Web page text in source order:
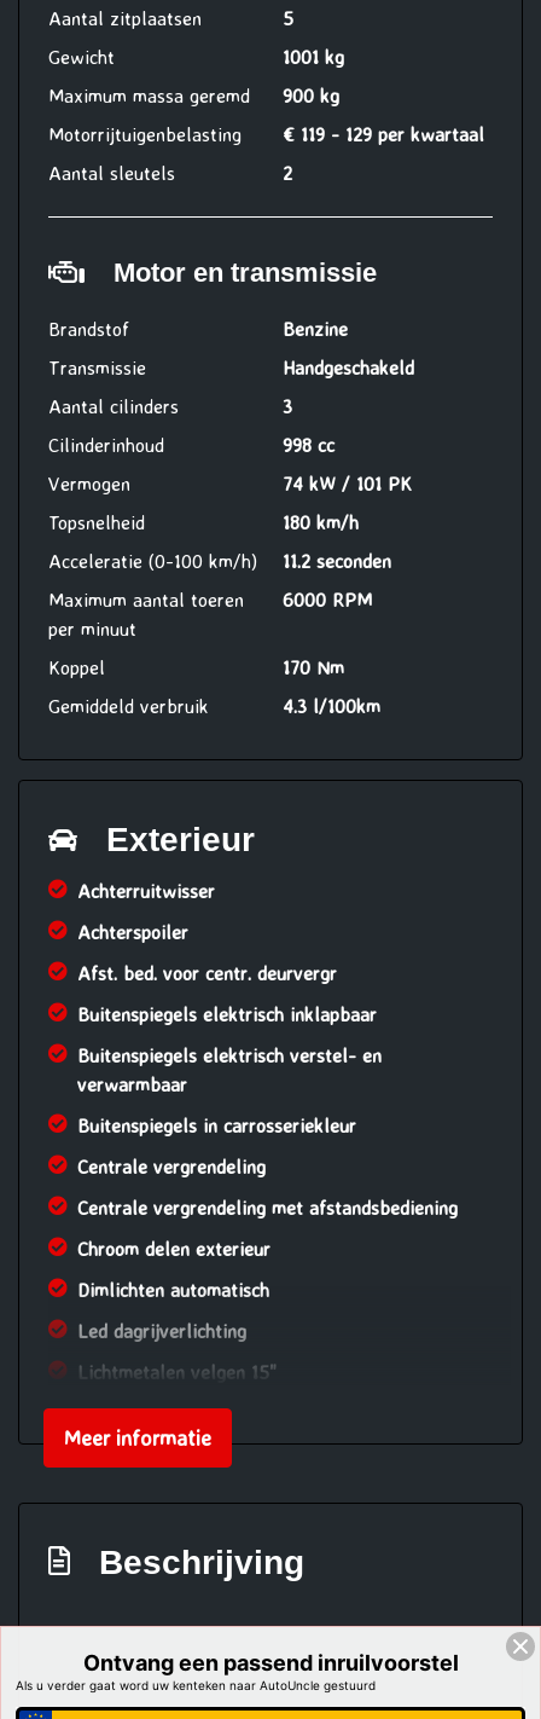
Aantal zitplaatsen
5
Gewicht
1001 kg
Maximum massa geremd
900 kg
Motorrijtuigenbelasting
€ 119 - 129 per kwartaal
Aantal sleutels
2
Motor en transmissie
Brandstof
Benzine
Transmissie
Handgeschakeld
Aantal cilinders
3
Cilinderinhoud
998 cc
Vermogen
74 kW / 101 PK
Topsnelheid
180 km/h
Acceleratie (0-100 km/h)
11.2 seconden
Maximum aantal toeren
per minuut
6000 RPM
Koppel
170 Nm
Gemiddeld verbruik
4.3 l/100km
Exterieur
Achterruitwisser
Achterspoiler
Afst. bed. voor centr. deurvergr
Buitenspiegels elektrisch inklapbaar
Buitenspiegels elektrisch verstel- en
verwarmbaar
Buitenspiegels in carrosseriekleur
Centrale vergrendeling
Centrale vergrendeling met afstandsbediening
Chroom delen exterieur
Dimlichten automatisch
Led dagrijverlichting
Lichtmetalen velgen 15"
Mistlampen voor
Verwarmde voorruit
te houden echter zijn fouten nooit uit te sluiten.
vertrouw niet volledig op deze informatie
Overige
Meer informatie
Beschrijving
Ontvang een passend inruilvoorstel
Als u verder gaat word uw kenteken naar AutoUncle gestuurd